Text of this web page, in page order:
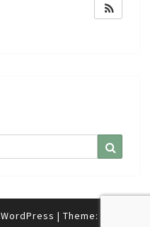
WordPress | Theme: